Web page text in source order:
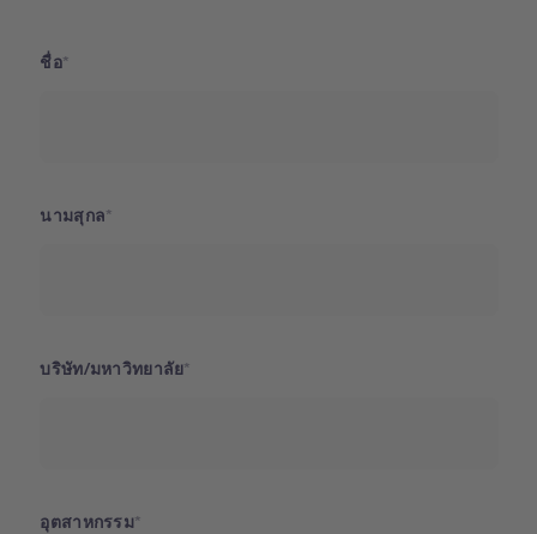
ชื่อ
นามสุกล
บริษัท/มหาวิทยาลัย
อุตสาหกรรม